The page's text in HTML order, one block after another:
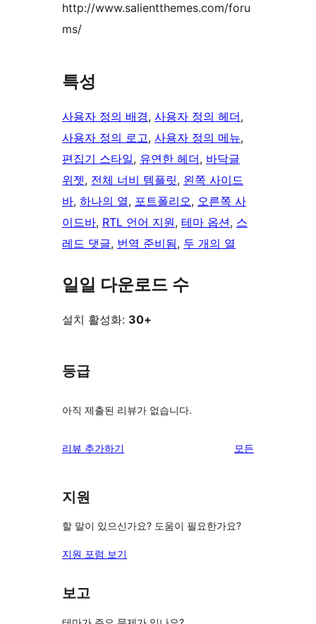
http://www.salientthemes.com/foru
ms/
특성
사용자 정의 배경, 사용자 정의 헤더
사용자 정의 로고, 사용자 정의 메뉴
편집기 스타일, 유연한 헤더, 바닥글
위젯, 전체 너비 템플릿, 왼쪽 사이드
바, 하나의 열, 포트폴리오, 오른쪽 사
이드바, RTL 언어 지원, 테마 옵션, 스
레드 댓글, 번역 준비됨, 두 개의 열
일일 다운로드 수
설치 활성화: 30+
등급
아직 제출된 리뷰가 없습니다.
리뷰 추가하기 모든
지원
할 말이 있으신가요? 도움이 필요한가요?
지원 포럼 보기
보고